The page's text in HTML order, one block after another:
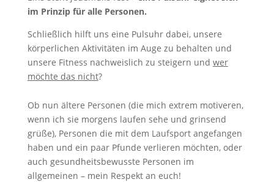
im Prinzip für alle Personen.
Schließlich hilft uns eine Pulsuhr dabei, unsere
körperlichen Aktivitäten im Auge zu behalten und
unsere Fitness nachweislich zu steigern und wer
möchte das nicht?
Ob nun ältere Personen (die mich extrem motiveren,
wenn ich sie morgens laufen sehe und grinsend
grüße), Personen die mit dem Laufsport angefangen
haben und ein paar Pfunde verlieren möchten, oder
auch gesundheitsbewusste Personen im
allgemeinen – mein Respekt an euch!